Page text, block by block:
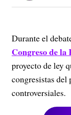
Durante el
Congreso de la
proyecto de ley
congresistas del
controversiales.